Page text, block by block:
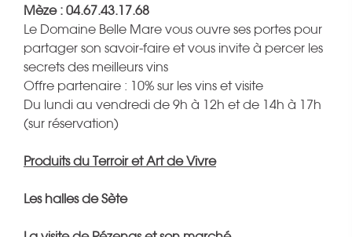
Mèze : 04.67.43.17.68
Le Domaine Belle Mare vous ouvre ses portes pour
partager son savoir-faire et vous invite à percer les
secrets des meilleurs vins
Offre partenaire : 10% sur les vins et visite
Du lundi au vendredi de 9h à 12h et de 14h à 17h
(sur réservation)
Produits du Terroir et Art de Vivre
Les halles de Sète